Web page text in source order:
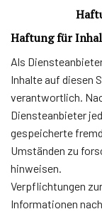
Haftung für
Als
Inhalte auf diesen
verantwortlich.
Diensteanbieter
gespeicherte
Umständen zu
hinweisen.
Verpflichtungen
Informationen